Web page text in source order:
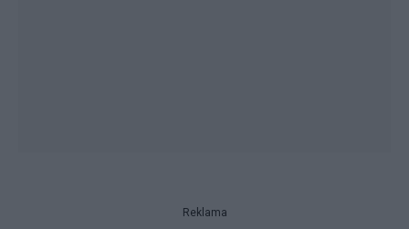
Reklama